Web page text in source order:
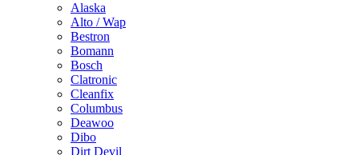
Alaska
Alto / Wap
Bestron
Bomann
Bosch
Clatronic
Cleanfix
Columbus
Deawoo
Dibo
Dirt Devil